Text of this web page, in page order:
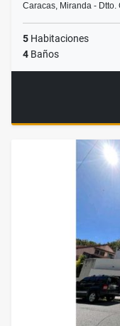
Caracas, Miranda - Dtto.
5 Habitaciones
4 Baños